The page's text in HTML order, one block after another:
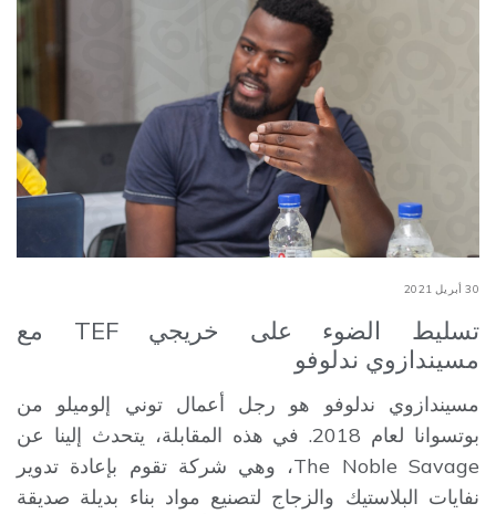
30 أبريل 2021
تسليط الضوء على خريجي TEF مع
مسيندازوي ندلوفو
مسيندازوي ندلوفو هو رجل أعمال توني إلوميلو من
بوتسوانا لعام 2018. في هذه المقابلة، يتحدث إلينا عن
The Noble Savage​، وهي شركة تقوم بإعادة تدوير
نفايات البلاستيك والزجاج لتصنيع مواد بناء بديلة صديقة